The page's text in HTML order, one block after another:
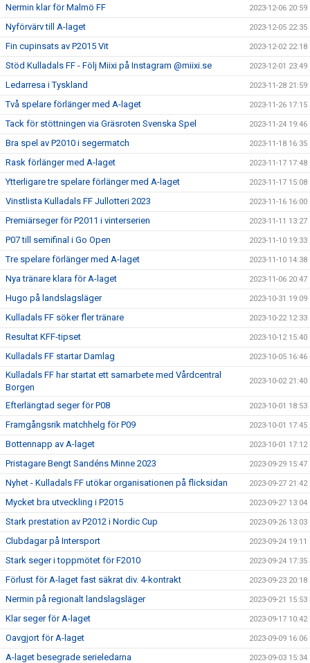
Nermin klar för Malmö FF 2023-12-06 20:59
Nyförvärv till A-laget 2023-12-05 22:35
Fin cupinsats av P2015 Vit 2023-12-02 22:18
Stöd Kulladals FF - Följ Miixi på Instagram @miixi.se 2023-12-01 23:49
Ledarresa i Tyskland 2023-11-28 21:59
Två spelare förlänger med A-laget 2023-11-26 17:15
Tack för stöttningen via Gräsroten Svenska Spel 2023-11-24 19:46
Bra spel av P2010 i segermatch 2023-11-18 16:35
Rask förlänger med A-laget 2023-11-17 17:48
Ytterligare tre spelare förlänger med A-laget 2023-11-17 15:08
Vinstlista Kulladals FF Jullotteri 2023 2023-11-16 16:00
Premiärseger för P2011 i vinterserien 2023-11-11 13:27
P07 till semifinal i Go Open 2023-11-10 19:33
Tre spelare förlänger med A-laget 2023-11-10 14:38
Nya tränare klara för A-laget 2023-11-06 20:47
Hugo på landslagsläger 2023-10-31 19:09
Kulladals FF söker fler tränare 2023-10-22 12:33
Resultat KFF-tipset 2023-10-12 15:40
Kulladals FF startar Damlag 2023-10-05 16:46
Kulladals FF har startat ett samarbete med Vårdcentral
Borgen
2023-10-02 21:40
Efterlängtad seger för P08 2023-10-01 18:53
Framgångsrik matchhelg för P09 2023-10-01 17:45
Bottennapp av A-laget 2023-10-01 17:12
Pristagare Bengt Sandéns Minne 2023 2023-09-29 15:47
Nyhet - Kulladals FF utökar organisationen på flicksidan 2023-09-27 21:42
Mycket bra utveckling i P2015 2023-09-27 13:04
Stark prestation av P2012 i Nordic Cup 2023-09-26 13:03
Clubdagar på Intersport 2023-09-24 19:11
Stark seger i toppmötet för F2010 2023-09-24 17:35
Förlust för A-laget fast säkrat div. 4-kontrakt 2023-09-23 20:18
Nermin på regionalt landslagsläger 2023-09-21 15:53
Klar seger för A-laget 2023-09-17 10:42
Oavgjort för A-laget 2023-09-09 16:06
A-laget besegrade serieledarna 2023-09-03 15:34